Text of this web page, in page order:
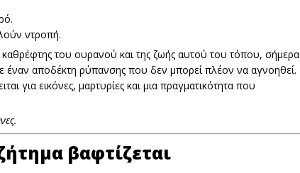
ντροπή.
καθρέφτης του ουρανού και της ζωής αυτού του τόπου, σήμερα
έναν αποδέκτη ρύπανσης που δεν μπορεί πλέον να αγνοηθεί.
για εικόνες, μαρτυρίες και μια πραγματικότητα που
βαφτίζεται